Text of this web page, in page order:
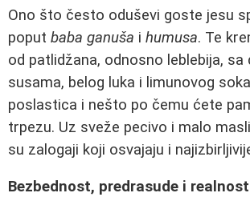
Ono što često oduševi goste jesu
poput baba ganuša i humusa. Te
od patlidžana, odnosno leblebija, sa
susama, belog luka i limunovog
poslastica i nešto po čemu ćete
trpezu. Uz sveže pecivo i malo
su zalogaji koji osvajaju i
Bezbednost, predrasude i realnost